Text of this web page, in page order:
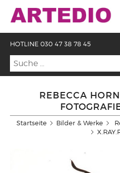
HOTLINE 030 47 38 78 45
REBECCA
Startseite Bilder & Werke